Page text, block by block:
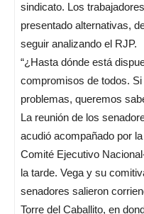
sindicato. Los
presentado alternativas,
seguir analizando el RJP.
“¿Hasta dónde está
compromisos de todos.
problemas, queremos
La reunión de los
acudió acompañado por
Comité Ejecutivo
la tarde. Vega y su
senadores salieron
Torre del Caballito, en